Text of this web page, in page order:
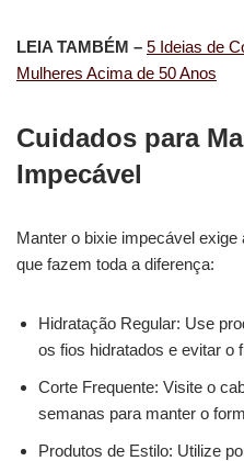
LEIA TAMBÉM – 5 Ideias de
Mulheres Acima de 50 Anos
Cuidados para
Impecável
Manter o bixie impecável
que fazem toda a diferença:
Hidratação Regular: Use
os fios hidratados e evitar o
Corte Frequente: Visite o
semanas para manter o
Produtos de Estilo: Utilize